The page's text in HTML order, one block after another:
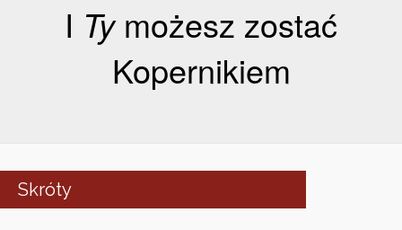
I Tymożesz zostać
Kopernikiem
Skróty